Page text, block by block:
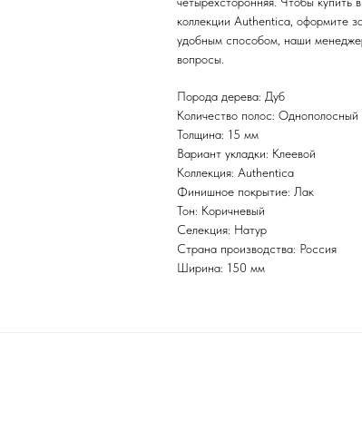
коллекции Authentica, оформите
удобным способом, наши
вопросы.
Порода дерева: Дуб
Количество полос: Однополосный
Толщина: 15 мм
Вариант укладки: Клеевой
Коллекция: Authentica
Финишное покрытие: Лак
Тон: Коричневый
Селекция: Натур
Страна производства: Россия
Ширина: 150 мм